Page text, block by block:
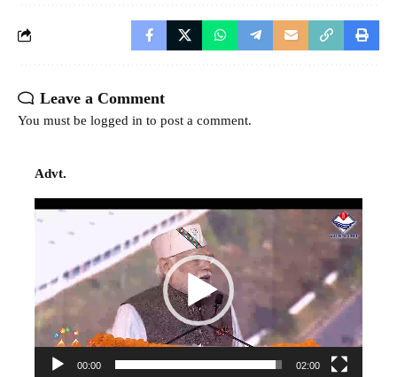
Leave a Comment
You must be logged in to post a comment.
Advt.
Video
00:00 02:00